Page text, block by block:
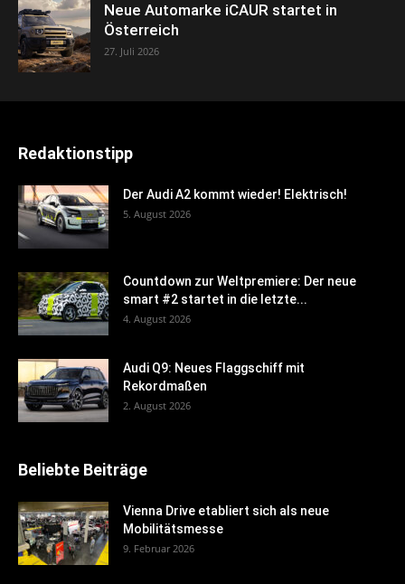
Neue Automarke iCAUR startet in
Österreich
27. Juli 2026
Redaktionstipp
Der Audi A2 kommt wieder! Elektrisch!
5. August 2026
Countdown zur Weltpremiere: Der neue
smart #2 startet in die letzte...
4. August 2026
Audi Q9: Neues Flaggschiff mit
Rekordmaßen
2. August 2026
Beliebte Beiträge
Vienna Drive etabliert sich als neue
Mobilitätsmesse
9. Februar 2026